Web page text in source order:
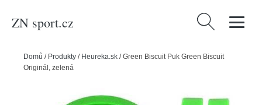
ZN sport.cz Vyhledávání
Domů / Produkty / Heureka.sk /Green Biscuit Puk Green Biscuit
Originál, zelená